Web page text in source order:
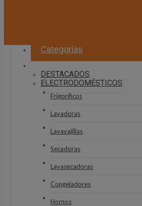
Categorías
DESTACADOS
ELECTRODOMÉSTICOS
Frigoríficos
Lavadoras
Lavavajillas
Secadoras
Lavasecadoras
Congeladores
Hornos